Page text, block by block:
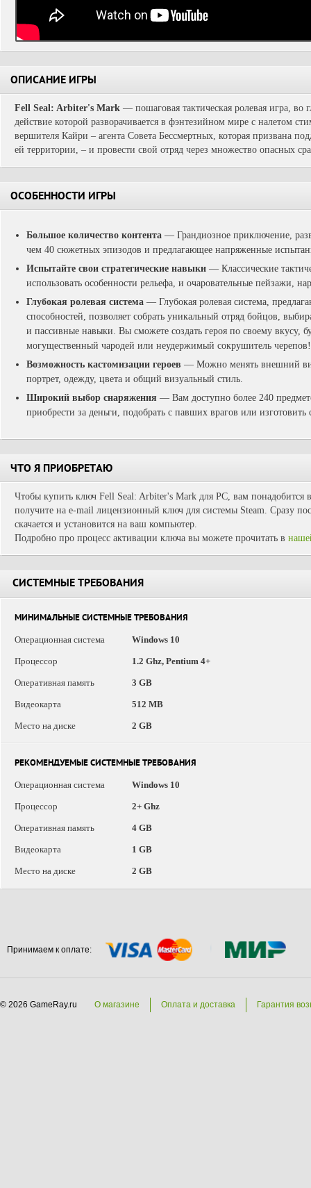
ОПИСАНИЕ ИГРЫ
Fell Seal: Arbiter's Mark — пошаговая тактическая ролевая игра, во
действие которой разворачивается в фэнтезийном мире с налетом
вершителя Кайри – агента Совета Бессмертных, которая призвана
ей территории, – и провести свой отряд через множество опасных
ОСОБЕННОСТИ ИГРЫ
Большое количество контента — Грандиозное приключение,
чем 40 сюжетных эпизодов и предлагающее напряженные
Испытайте свои стратегические навыки — Классические
использовать особенности рельефа, и очаровательные пейзажи,
Глубокая ролевая система — Глубокая ролевая система,
способностей, позволяет собрать уникальный отряд бойцов,
и пассивные навыки. Вы сможете создать героя по своему вкусу,
могущественный чародей или неудержимый сокрушитель черепов!
Возможность кастомизации героев — Можно менять внешний
портрет, одежду, цвета и общий визуальный стиль.
Широкий выбор снаряжения — Вам доступно более 240
приобрести за деньги, подобрать с павших врагов или изготовить
ЧТО Я ПРИОБРЕТАЮ
Чтобы купить ключ Fell Seal: Arbiter's Mark для PC, вам понадобится
получите на e-mail лицензионный ключ для системы Steam. Сразу
скачается и установится на ваш компьютер.
Подробно про процесс активации ключа вы можете прочитать в
СИСТЕМНЫЕ ТРЕБОВАНИЯ
МИНИМАЛЬНЫЕ СИСТЕМНЫЕ ТРЕБОВАНИЯ
Операционная система
Windows 10
Процессор 1.2 Ghz, Pentium 4+
Оперативная память 3 GB
Видеокарта 512 MB
Место на диске 2 GB
РЕКОМЕНДУЕМЫЕ СИСТЕМНЫЕ ТРЕБОВАНИЯ
Операционная система
Windows 10
Процессор 2+ Ghz
Оперативная память 4 GB
Видеокарта 1 GB
Место на диске 2 GB
Принимаем к оплате:
© 2026 GameRay.ru О магазине Оплата и доставка Гарантия